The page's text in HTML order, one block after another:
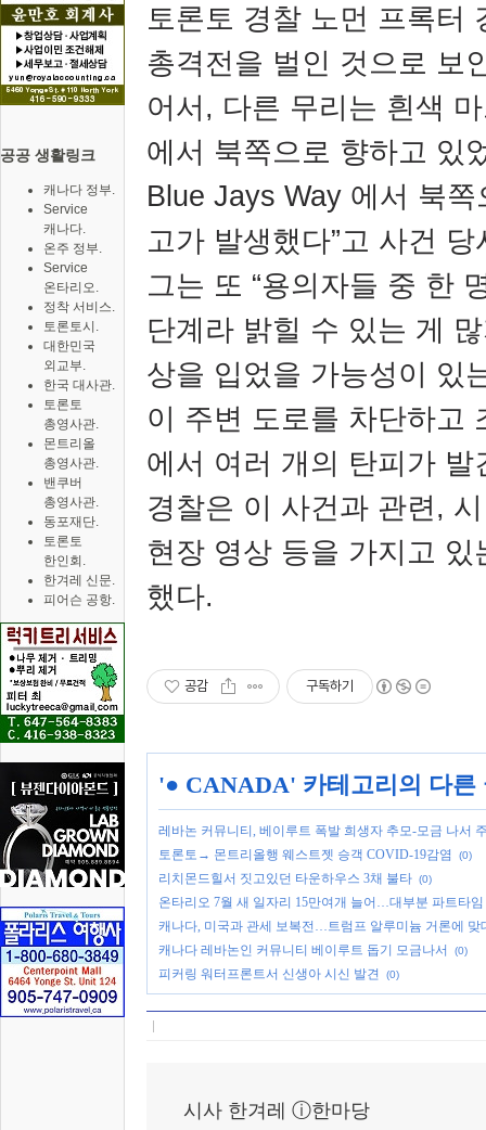
공공 생활링크
캐나다 정부.
Service
캐나다.
온주 정부.
Service
온타리오.
정착 서비스.
토론토시.
대한민국
외교부.
한국 대사관.
토론토
총영사관.
몬트리올
총영사관.
밴쿠버
총영사관.
동포재단.
토론토
한인회.
한겨레 신문.
피어슨 공항.
토론토 경찰 노먼 프록터
총격전을 벌인 것으로 보
어서, 다른 무리는 흰색
에서 북쪽으로 향하고 있
Blue Jays Way 에서 북
고가 발생했다”고 사건
그는 또 “용의자들 중 한
단계라 밝힐 수 있는 게
상을 입었을 가능성이 있
이 주변 도로를 차단하고
에서 여러 개의 탄피가 발
경찰은 이 사건과 관련,
현장 영상 등을 가지고
했다.
공감 구독하기
'● CANADA' 카테고리의 다른
레바논 커뮤니티, 베이루트 폭발 희생자 추모-모금 나서
토론토→ 몬트리올행 웨스트젯 승객 COVID-19감염
(0)
리치몬드힐서 짓고있던 타운하우스 3채 불타 (0)
온타리오 7월 새 일자리 15만여개 늘어…대부분 파트타임
캐나다, 미국과 관세 보복전…트럼프 알루미늄 거론에 맞
캐나다 레바논인 커뮤니티 베이루트 돕기 모금나서
(0)
피커링 워터프론트서 신생아 시신 발견 (0)
시사 한겨레 ⓘ한마당